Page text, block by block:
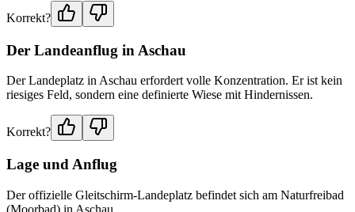
Korrekt?
Der Landeanflug in Aschau
Der Landeplatz in Aschau erfordert volle Konzentration. Er ist kein
riesiges Feld, sondern eine definierte Wiese mit Hindernissen.
Korrekt?
Lage und Anflug
Der offizielle Gleitschirm-Landeplatz befindet sich am Naturfreibad
(Moorbad) in Aschau.